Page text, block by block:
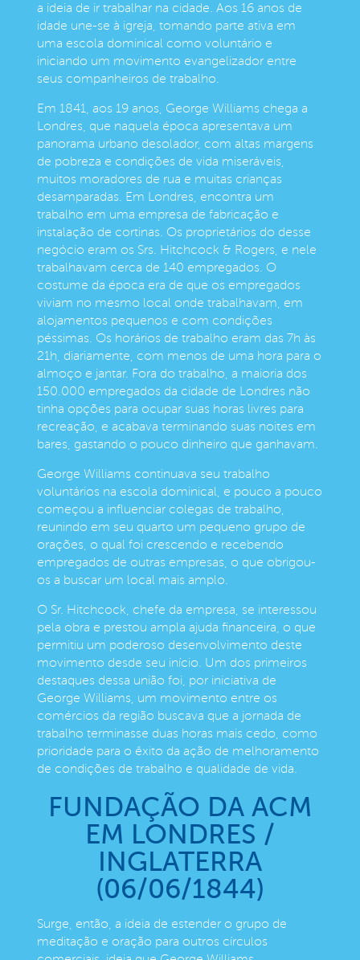
a ideia de ir trabalhar na cidade. Aos 16 anos de
idade une-se à igreja, tomando parte ativa em
uma escola dominical como voluntário e
iniciando um movimento evangelizador entre
seus companheiros de trabalho.
Em 1841, aos 19 anos, George Williams chega a
Londres, que naquela época apresentava um
panorama urbano desolador, com altas margens
de pobreza e condições de vida miseráveis,
muitos moradores de rua e muitas crianças
desamparadas. Em Londres, encontra um
trabalho em uma empresa de fabricação e
instalação de cortinas. Os proprietários do desse
negócio eram os Srs. Hitchcock & Rogers, e nele
trabalhavam cerca de 140 empregados. O
costume da época era de que os empregados
viviam no mesmo local onde trabalhavam, em
alojamentos pequenos e com condições
péssimas. Os horários de trabalho eram das 7h às
21h, diariamente, com menos de uma hora para o
almoço e jantar. Fora do trabalho, a maioria dos
150.000 empregados da cidade de Londres não
tinha opções para ocupar suas horas livres para
recreação, e acabava terminando suas noites em
bares, gastando o pouco dinheiro que ganhavam.
George Williams continuava seu trabalho
voluntários na escola dominical, e pouco a pouco
começou a influenciar colegas de trabalho,
reunindo em seu quarto um pequeno grupo de
orações, o qual foi crescendo e recebendo
empregados de outras empresas, o que obrigou-
os a buscar um local mais amplo.
O Sr. Hitchcock, chefe da empresa, se interessou
pela obra e prestou ampla ajuda financeira, o que
permitiu um poderoso desenvolvimento deste
movimento desde seu início. Um dos primeiros
destaques dessa união foi, por iniciativa de
George Williams, um movimento entre os
comércios da região buscava que a jornada de
trabalho terminasse duas horas mais cedo, como
prioridade para o êxito da ação de melhoramento
de condições de trabalho e qualidade de vida.
FUNDAÇÃO DA ACM
EM LONDRES /
INGLATERRA
(06/06/1844)
Surge, então, a ideia de estender o grupo de
meditação e oração para outros círculos